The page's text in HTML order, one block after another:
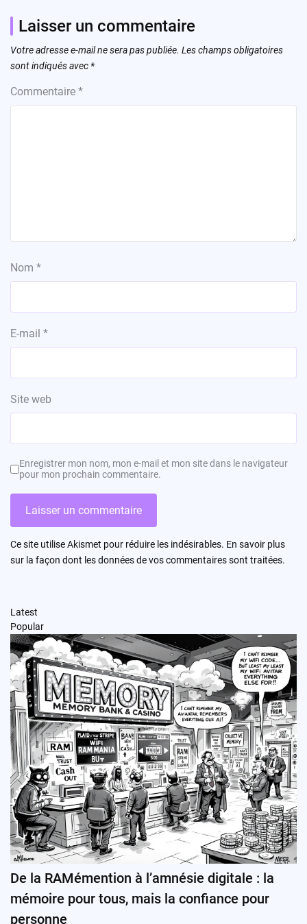
Laisser un commentaire
Votre adresse e-mail ne sera pas publiée. Les champs obligatoires
sont indiqués avec *
Commentaire *
Nom *
E-mail *
Site web
Enregistrer mon nom, mon e-mail et mon site dans le navigateur
pour mon prochain commentaire.
Ce site utilise Akismet pour réduire les indésirables. En savoir plus
sur la façon dont les données de vos commentaires sont traitées.
Latest
Popular
De la RAMémention à l’amnésie digitale : la
mémoire pour tous, mais la confiance pour
personne